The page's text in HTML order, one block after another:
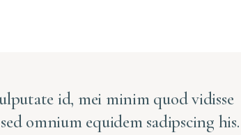
id, mei minim quod vidisse
omnium equidem sadipscing his.